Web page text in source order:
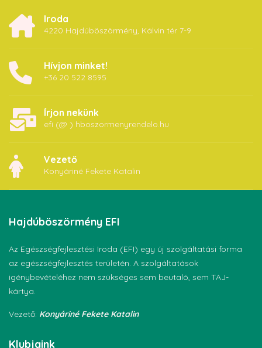
Iroda
4220 Hajdúböszörmény, Kálvin tér 7-9
Hívjon minket!
+36 20 522 8595
Írjon nekünk
efi (@ ) hboszormenyrendelo.hu
Vezető
Konyáriné Fekete Katalin
Hajdúböszörmény EFI
Az Egészségfejlesztési Iroda (EFI) egy új szolgáltatási forma
az egészségfejlesztés területén. A szolgáltatások
igénybevételéhez nem szükséges sem beutaló, sem TAJ-
kártya.
Vezető: Konyáriné Fekete Katalin
Klubjaink